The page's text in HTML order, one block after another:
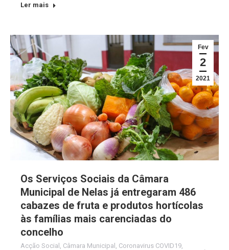
Ler mais
Fev
2
2021
Os Serviços Sociais da Câmara
Municipal de Nelas já entregaram 486
cabazes de fruta e produtos hortícolas
às famílias mais carenciadas do
concelho
Acção Social Câmara Municipal Coronavirus COVID19